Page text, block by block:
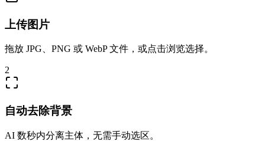
上传图片
拖放 JPG、PNG 或 WebP 文件，或点击浏览选择。
2
自动去除背景
AI 数秒内分离主体，无需手动选区。